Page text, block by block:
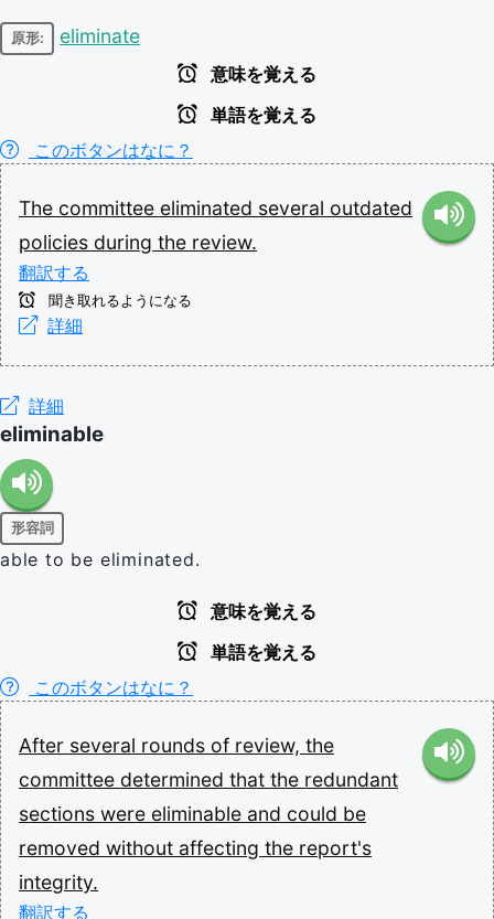
原形: eliminate
意味を覚える
単語を覚える
このボタンはなに？
The committee eliminated several outdated
policies during the review.
翻訳する
聞き取れるようになる
詳細
詳細
eliminable
形容詞
able to be eliminated.
意味を覚える
単語を覚える
このボタンはなに？
After several rounds of review, the
committee determined that the redundant
sections were eliminable and could be
removed without affecting the report's
integrity.
翻訳する